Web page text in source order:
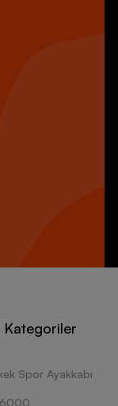
Kategoriler
Spor Ayakkabı